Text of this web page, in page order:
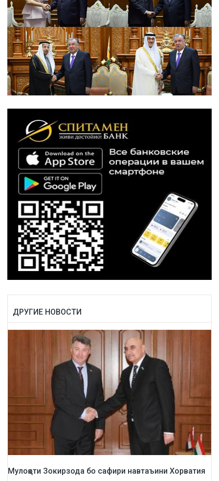
ДРУГИЕ НОВОСТИ
Мулоқоти Зокирзода бо сафири навтаъини Хорватия